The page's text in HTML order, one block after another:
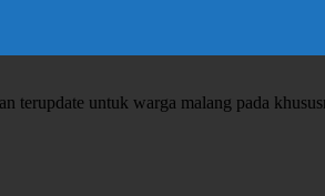
terupdate untuk warga malang pada